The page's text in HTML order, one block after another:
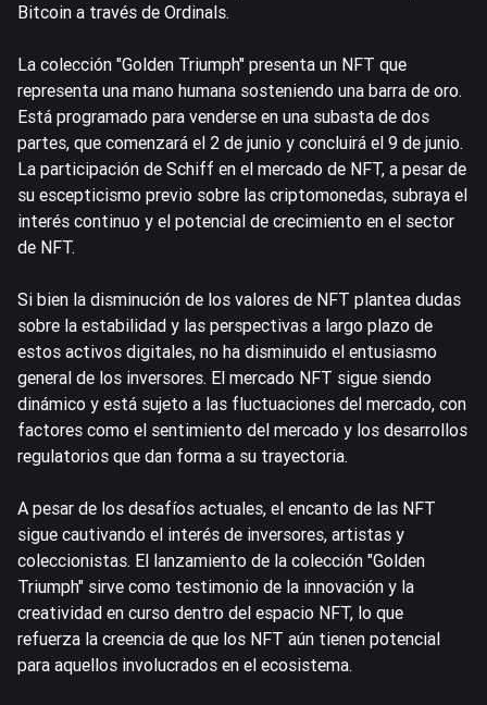
Bitcoin a través de Ordinals.
La colección "Golden Triumph" presenta un NFT que
representa una mano humana sosteniendo una barra de oro.
Está programado para venderse en una subasta de dos
partes, que comenzará el 2 de junio y concluirá el 9 de junio.
La participación de Schiff en el mercado de NFT, a pesar de
su escepticismo previo sobre las criptomonedas, subraya el
interés continuo y el potencial de crecimiento en el sector
de NFT.
Si bien la disminución de los valores de NFT plantea dudas
sobre la estabilidad y las perspectivas a largo plazo de
estos activos digitales, no ha disminuido el entusiasmo
general de los inversores. El mercado NFT sigue siendo
dinámico y está sujeto a las fluctuaciones del mercado, con
factores como el sentimiento del mercado y los desarrollos
regulatorios que dan forma a su trayectoria.
A pesar de los desafíos actuales, el encanto de las NFT
sigue cautivando el interés de inversores, artistas y
coleccionistas. El lanzamiento de la colección "Golden
Triumph" sirve como testimonio de la innovación y la
creatividad en curso dentro del espacio NFT, lo que
refuerza la creencia de que los NFT aún tienen potencial
para aquellos involucrados en el ecosistema.